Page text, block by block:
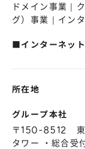
IRカレンダー
会社を知る
キャリア/アル
新卒採用
ドメイン事業｜
グ）事業｜イン
■インターネッ
所在地
グループ本社
〒150-8512 東
タワー ・総合受